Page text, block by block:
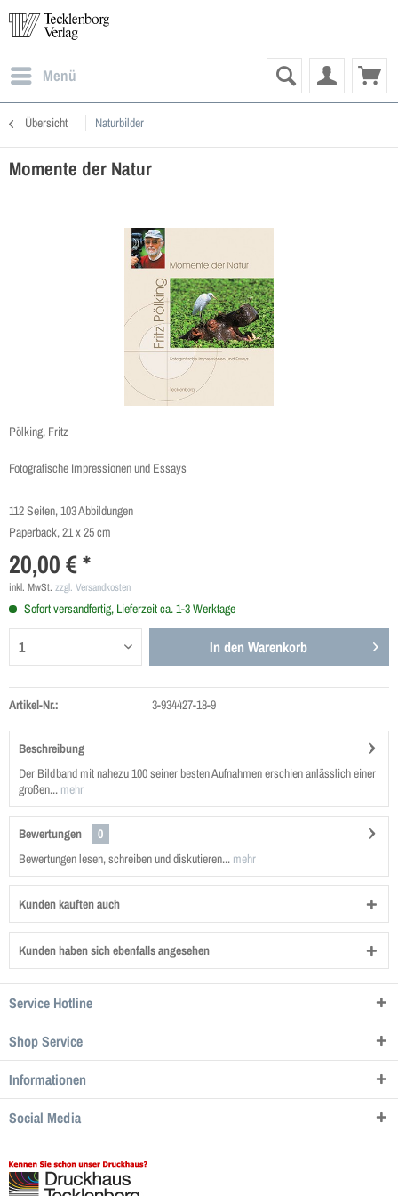
Menü
Übersicht Naturbilder
Momente der Natur
Pölking, Fritz
Fotografische Impressionen und Essays
112 Seiten, 103 Abbildungen
Paperback, 21 x 25 cm
20,00 € *
inkl. MwSt. zzgl. Versandkosten
Sofort versandfertig, Lieferzeit ca. 1-3 Werktage
In den Warenkorb
Artikel-Nr.: 3-934427-18-9
Beschreibung
Der Bildband mit nahezu 100 seiner besten Aufnahmen erschien anlässlich einer
großen... mehr
Bewertungen
0
Bewertungen lesen, schreiben und diskutieren... mehr
Kunden kauften auch
Kunden haben sich ebenfalls angesehen
Service Hotline
Shop Service
Informationen
Social Media